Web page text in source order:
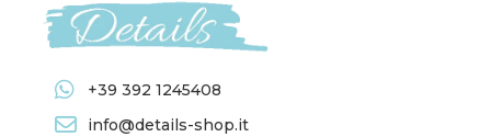
+39 392 1245408
info@details-shop.it